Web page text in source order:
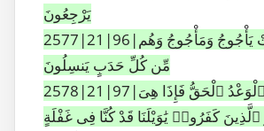
يَرْجِعُونَ
2577|21|96|حَتَّىٰٓ إِذَا فُتِحَتْ يَأْجُوجُ وَمَأْجُوجُ وَهُم
مِّن كُلِّ حَدَبٍ يَنسِلُونَ
2578|21|97|وَٱقْتَرَبَ ٱلْوَعْدُ ٱلْحَقُّ فَإِذَا هِىَ
كَفَرُوا۟ يَٰوَيْلَنَا قَدْ كُنَّا فِى غَفْلَةٍ